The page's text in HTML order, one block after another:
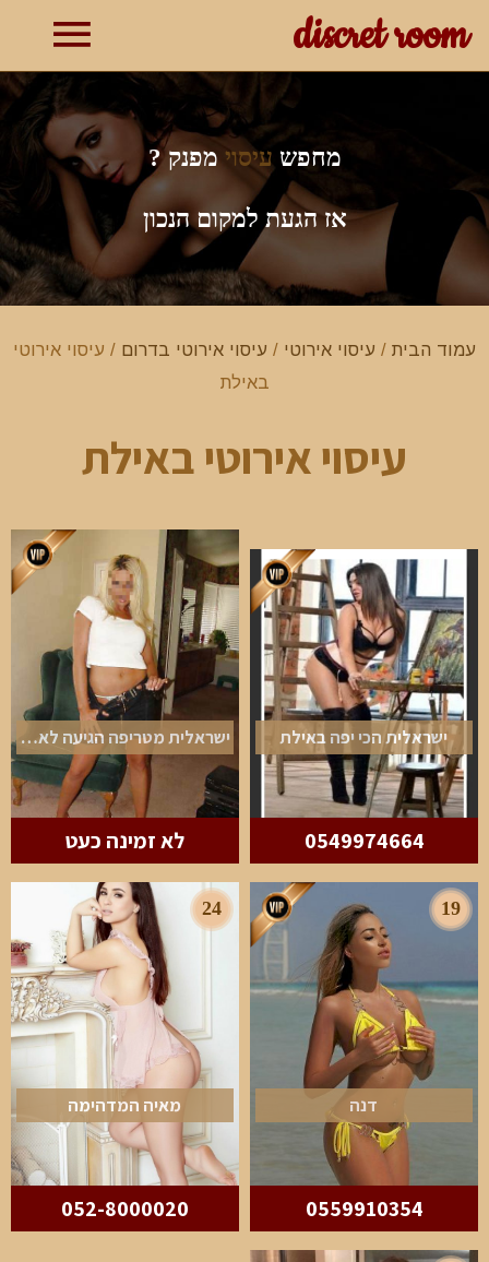
discret room
מחפש עיסוי מפנק ?
אז הגעת למקום הנכון
עמוד הבית / עיסוי אירוטי / עיסוי אירוטי בדרום / עיסוי אירוטי
באילת
עיסוי אירוטי באילת
ישראלית הכי יפה באילת
0549974664
ישראלית מטריפה הגיעה לאילת
לא זמינה כעט
19
דנה
0559910354
24
מאיה המדהימה
052-8000020